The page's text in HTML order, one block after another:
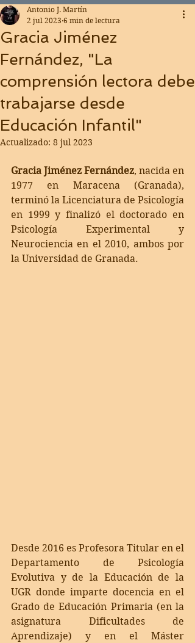
Gracia Jiménez
Fernández, "La
comprensión lectora debe
trabajarse desde
Educación Infantil"
Antonio J. Martín
2 jul 2023 6 min de lectura
Actualizado: 8 jul 2023
Gracia Jiménez Fernández, nacida en
1977 en Maracena (Granada),
terminó la Licenciatura de Psicología
en 1999 y finalizó el doctorado en
Psicología Experimental y
Neurociencia en el 2010, ambos por
la Universidad de Granada.
Desde 2016 es Profesora Titular en el
Departamento de Psicología
Evolutiva y de la Educación de la
UGR donde imparte docencia en el
Grado de Educación Primaria (en la
asignatura Dificultades de
Aprendizaje) y en el Máster